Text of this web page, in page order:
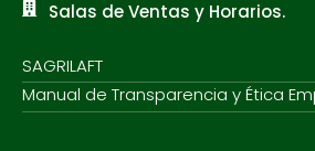
Salas de Ventas y Horarios.
SAGRILAFT
Manual de Transparencia y Ética